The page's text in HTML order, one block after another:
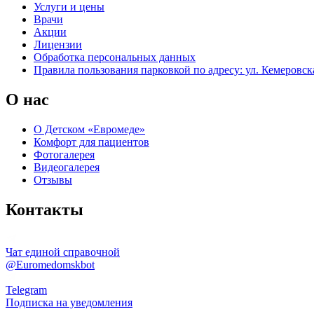
Услуги и цены
Врачи
Акции
Лицензии
Обработка персональных данных
Правила пользования парковкой по адресу: ул.
О нас
О Детском «Евромеде»
Комфорт для пациентов
Фотогалерея
Видеогалерея
Отзывы
Контакты
Чат единой справочной
@Euromedomskbot
Telegram
Подписка на уведомления